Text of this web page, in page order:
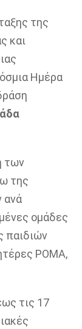
της
και
Ημέρα
των
της
ανά
ομάδες
παιδιών
ΡΟΜΑ,
τις 17